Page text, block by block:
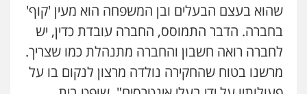
עו"ד אורי רינצקי
פלילי כלכלי ניהול משפטים
0506216813
שהוא בעצם הבעלים ובן המשפחה הוא מעין 'קוף'
בחברה. הדבר התמוסס, החברה עובדת כדין, יש
לחברה רואה חשבון והחברה מתנהלת כמו שצריך.
מרשנו בטוח שהחקירה נולדה מרצון לנקום בו על